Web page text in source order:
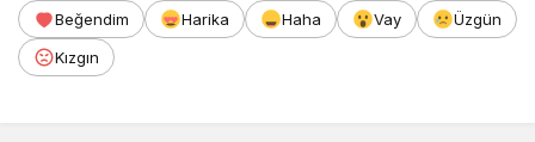
Beğendim Harika Haha Vay
Üzgün
Kızgın